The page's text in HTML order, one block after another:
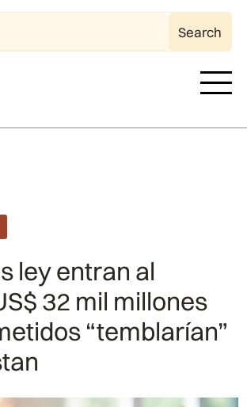
ley entran al
32 mil millones
“temblarían”